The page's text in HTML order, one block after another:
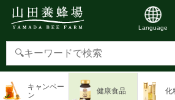
Language
キャンペー
ン
健康食品 化